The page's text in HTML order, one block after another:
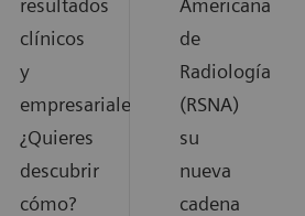
clínicos
y
empresariales.
¿Quieres
descubrir
cómo?
de
Radiología
(RSNA)
su
nueva
cadena